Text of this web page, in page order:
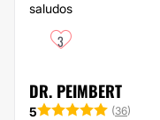
saludos
3
DR. PEIMBERT
5 (36)